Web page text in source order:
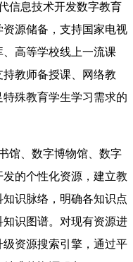
信息技术开发数字教育
源储备，支持国家电视
高等学校线上一流课
教师备授课、网络教
殊教育学生学习需求的
馆、数字博物馆、数字
的个性化资源，建立教
识脉络，明确各知识点
识图谱。对现有资源进
资源搜索引擎，通过平